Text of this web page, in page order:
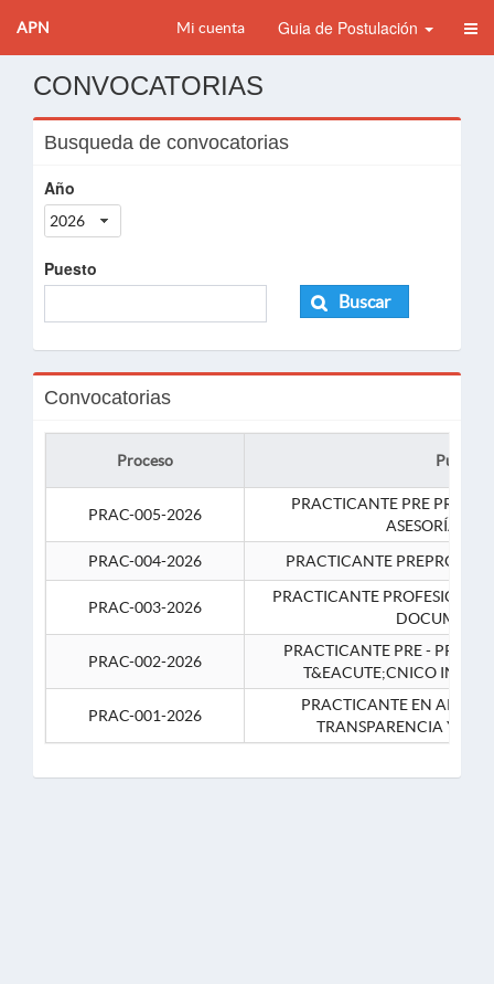
APN Mi cuenta Guia de Postulación
CONVOCATORIAS
Busqueda de convocatorias
Año
2026
Puesto
Buscar
Convocatorias
Proceso Puesto
PRAC-005-2026
PRACTICANTE PRE
ASESORÍA
PRAC-004-2026
PRACTICANTE
PRAC-003-2026
PRACTICANTE
PRAC-002-2026
PRACTICANTE PRE -
T&EACUTE;CNICO
PRAC-001-2026
PRACTICANTE EN APOYO
TRANSPARENCIA Y